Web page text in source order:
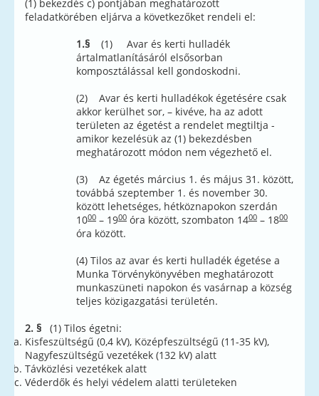
(1) bekezdés c) pontjában meghatározott
feladatkörében eljárva a következőket rendeli el:
1.§ (1) Avar és kerti hulladék
ártalmatlanításáról elsősorban
komposztálással kell gondoskodni.
(2) Avar és kerti hulladékok égetésére csak
akkor kerülhet sor, – kivéve, ha az adott
területen az égetést a rendelet megtiltja -
amikor kezelésük az (1) bekezdésben
meghatározott módon nem végezhető el.
(3) Az égetés március 1. és május 31. között,
továbbá szeptember 1. és november 30.
között lehetséges, hétköznapokon szerdán
1000 – 1900 óra között, szombaton 1400 – 1800
óra között.
(4) Tilos az avar és kerti hulladék égetése a
Munka Törvénykönyvében meghatározott
munkaszüneti napokon és vasárnap a község
teljes közigazgatási területén.
2. § (1) Tilos égetni:
Kisfeszültségű (0,4 kV), Középfeszültségű (11-35 kV),
Nagyfeszültségű vezetékek (132 kV) alatt
Távközlési vezetékek alatt
Véderdők és helyi védelem alatti területeken